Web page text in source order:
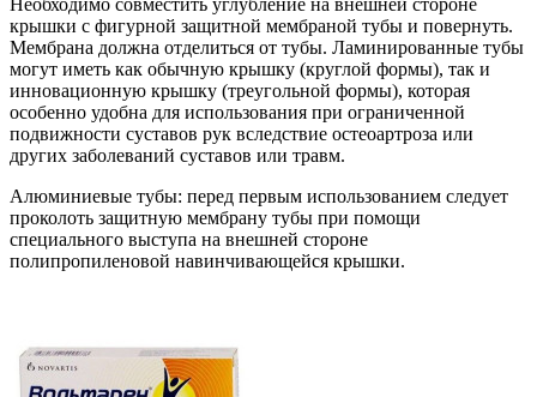
крышки с фигурной защитной мембраной тубы и повернуть.
Мембрана должна отделиться от тубы. Ламинированные тубы
могут иметь как обычную крышку (круглой формы), так и
инновационную крышку (треугольной формы), которая
особенно удобна для использования при ограниченной
подвижности суставов рук вследствие остеоартроза или
других заболеваний суставов или травм.
Алюминиевые тубы: перед первым использованием следует
проколоть защитную мембрану тубы при помощи
специального выступа на внешней стороне
полипропиленовой навинчивающейся крышки.